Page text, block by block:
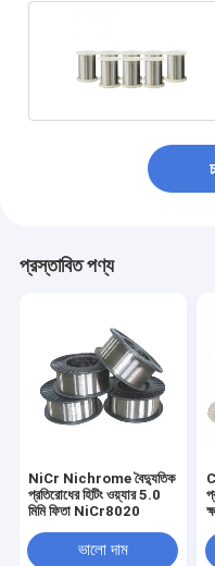
প্রস্তাবিত পণ্য
NiCr Nichrome বৈদ্যুতিক
প্রতিরোধের হিটিং ওয়্যার 5.0
মিমি ফিতা NiCr8020
ভালো দাম